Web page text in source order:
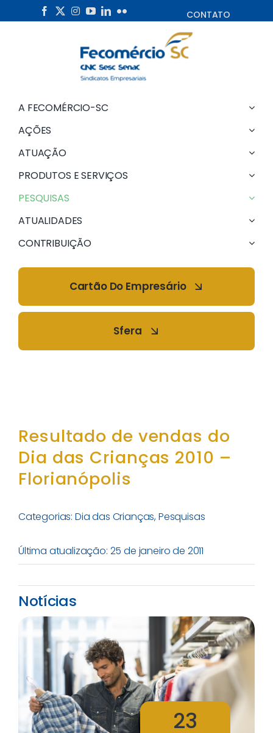
to
CONTATO
A FECOMÉRCIO-SC
AÇÕES
ATUAÇÃO
PRODUTOS E SERVIÇOS
PESQUISAS
ATUALIDADES
CONTRIBUIÇÃO
Cartão Do Empresário
Sfera
Resultado de vendas do
Dia das Crianças 2010 –
Florianópolis
Categorias: Dia das Crianças,Pesquisas
Última atualização: 25 de janeiro de 2011
Notícias
23